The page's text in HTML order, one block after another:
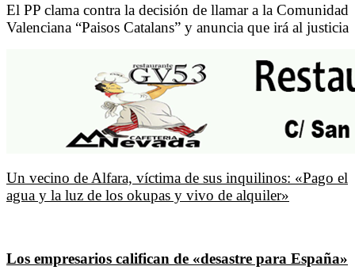
El PP clama contra la decisión de llamar a la Comunidad
Valenciana “Paisos Catalans” y anuncia que irá al justicia
Un vecino de Alfara, víctima de sus inquilinos: «Pago el
agua y la luz de los okupas y vivo de alquiler»
Los empresarios califican de «desastre para España»